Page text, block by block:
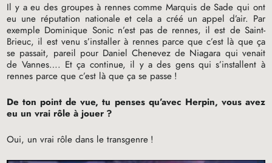
Il y a eu des groupes à rennes comme Marquis de Sade qui ont
eu une réputation nationale et cela a créé un appel d’air. Par
exemple Dominique Sonic n’est pas de rennes, il est de Saint-
Brieuc, il est venu s’installer à rennes parce que c’est là que ça
se passait, pareil pour Daniel Chenevez de Niagara qui venait
de Vannes…. Et ça continue, il y a des gens qui s’installent à
rennes parce que c’est là que ça se passe !
De ton point de vue, tu penses qu’avec Herpin, vous avez
eu un vrai rôle à jouer ?
Oui, un vrai rôle dans le transgenre !